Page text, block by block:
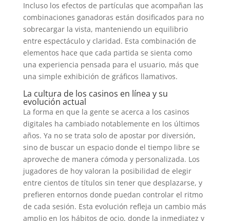
Incluso los efectos de partículas que acompañan las
combinaciones ganadoras están dosificados para no
sobrecargar la vista, manteniendo un equilibrio
entre espectáculo y claridad. Esta combinación de
elementos hace que cada partida se sienta como
una experiencia pensada para el usuario, más que
una simple exhibición de gráficos llamativos.
La cultura de los casinos en línea y su
evolución actual
La forma en que la gente se acerca a los casinos
digitales ha cambiado notablemente en los últimos
años. Ya no se trata solo de apostar por diversión,
sino de buscar un espacio donde el tiempo libre se
aproveche de manera cómoda y personalizada. Los
jugadores de hoy valoran la posibilidad de elegir
entre cientos de títulos sin tener que desplazarse, y
prefieren entornos donde puedan controlar el ritmo
de cada sesión. Esta evolución refleja un cambio más
amplio en los hábitos de ocio, donde la inmediatez y